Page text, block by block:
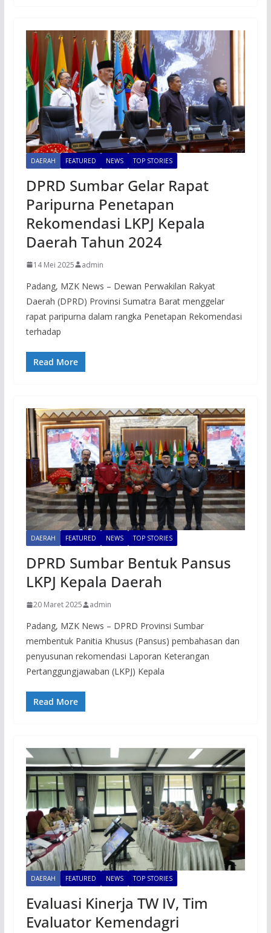
DAERAH FEATURED NEWS TOP STORIES
DPRD Sumbar Gelar Rapat
Paripurna Penetapan
Rekomendasi LKPJ Kepala
Daerah Tahun 2024
14 Mei 2025 admin
Padang, MZK News – Dewan Perwakilan Rakyat
Daerah (DPRD) Provinsi Sumatra Barat menggelar
rapat paripurna dalam rangka Penetapan Rekomendasi
terhadap
Read More
DAERAH FEATURED NEWS TOP STORIES
DPRD Sumbar Bentuk Pansus
LKPJ Kepala Daerah
20 Maret 2025 admin
Padang, MZK News – DPRD Provinsi Sumbar
membentuk Panitia Khusus (Pansus) pembahasan dan
penyusunan rekomendasi Laporan Keterangan
Pertanggungjawaban (LKPJ) Kepala
Read More
DAERAH FEATURED NEWS TOP STORIES
Evaluasi Kinerja TW IV, Tim
Evaluator Kemendagri